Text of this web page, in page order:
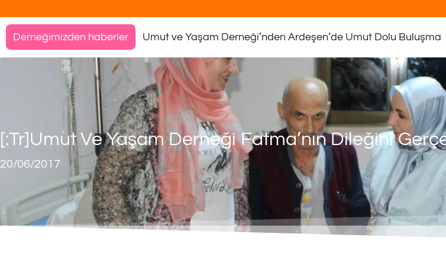
Derneğimizden haberler Umut ve Yaşam Derneği’nden Ardeşen’de Umut Dolu Buluşma
[:tr]Umut Ve Yaşam Derneği Fatma’nın Dileğini
20/06/2017